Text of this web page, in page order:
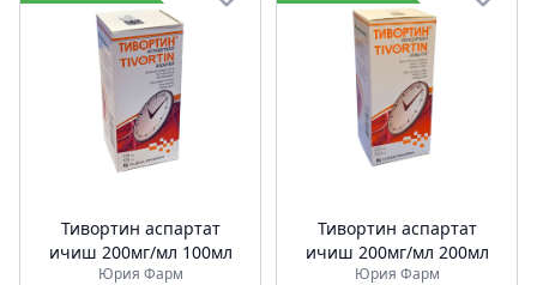
Тивортин аспартат
ичиш 200мг/мл 100мл
Юрия Фарм
Тивортин аспартат
ичиш 200мг/мл 200мл
Юрия Фарм